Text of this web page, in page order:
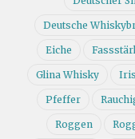
Deutsche
Eiche
Glina Whisky
Pfeffer
Roggen